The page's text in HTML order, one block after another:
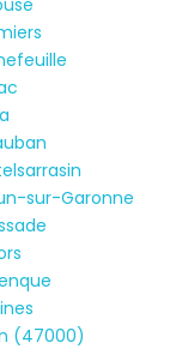
sur-Garonne
(47000)